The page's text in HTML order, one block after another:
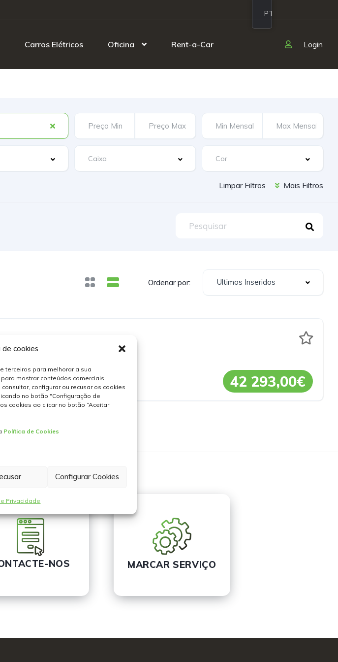
de cookies
terceiros para melhorar a sua
mostrar conteúdos comerciais
configurar ou recusar os cookies
no botão "Configuração de
cookies ao clicar no botão “Aceitar
Política de Cookies
Configurar Cookies
Privacidade
Carros Elétricos Oficina Rent-a-Car Login
Limpar Filtros Mais Filtros
Ordenar por: Ultimos Inseridos
5
42 293,00€
NOS MARCAR SERVIÇO
PT